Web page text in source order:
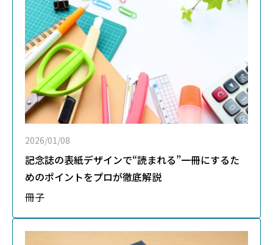
2026/01/08
記念誌の表紙デザインで“読まれる”一冊にするた
めのポイントをプロが徹底解説
冊子